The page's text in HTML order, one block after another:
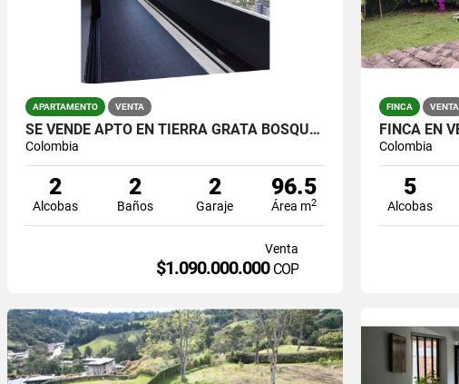
APARTAMENTO VENTA
SE VENDE APTO EN TIERRA GRATA BOSQUE SANTO VISTA A LA CIUDAD
Colombia
2
Alcobas
2
Baños
2
Garaje
96.5
Área m2
Venta
$1.090.000.000 COP
FINCA VENTA
Colombia
5
Alcobas